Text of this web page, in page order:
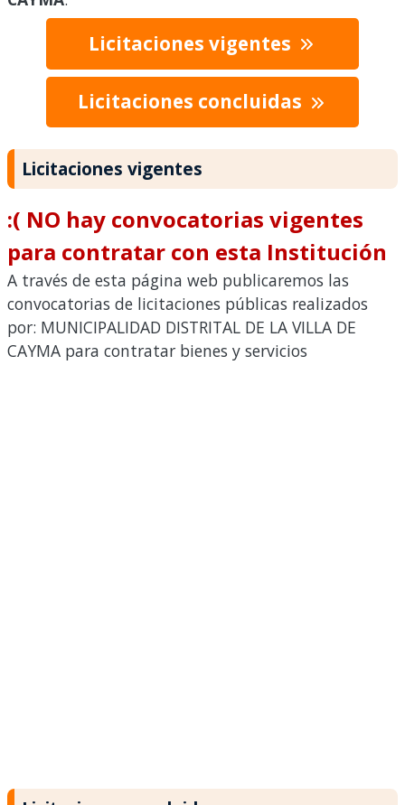
Licitaciones vigentes
Licitaciones concluidas
Licitaciones vigentes
:( NO hay convocatorias vigentes
para contratar con esta Institución
A través de esta página web publicaremos las
convocatorias de licitaciones públicas realizados
por: MUNICIPALIDAD DISTRITAL DE LA VILLA DE
CAYMA para contratar bienes y servicios